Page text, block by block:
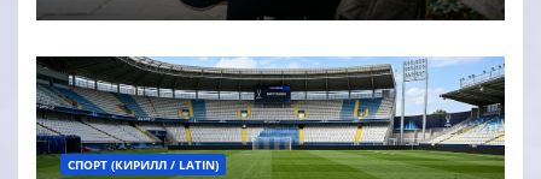
СПОРТ (КИРИЛЛ / LATIN)